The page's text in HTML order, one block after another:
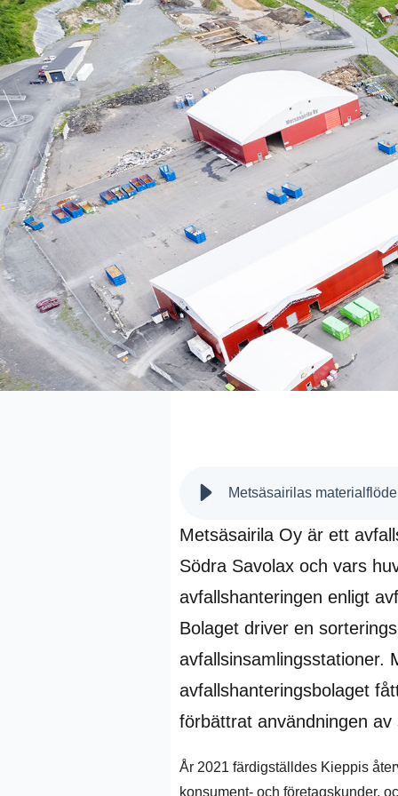
Metsäsairilas
Metsäsairila Oy är ett
Södra Savolax och vars
avfallshanteringen enligt
Bolaget driver en
avfallsinsamlingsstationer.
avfallshanteringsbolaget
förbättrat användningen av
År 2021 färdigställdes Kieppis
konsument- och företagskunder,